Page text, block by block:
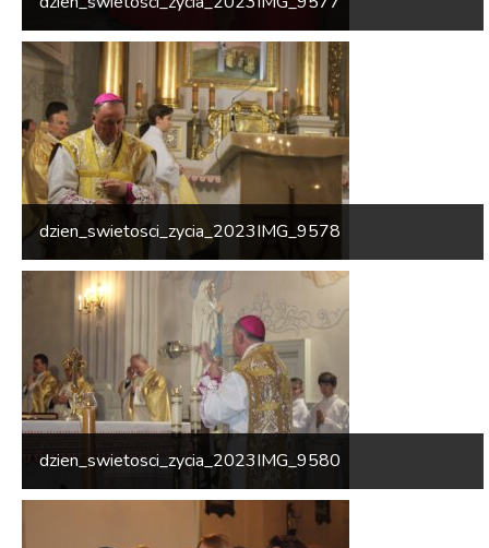
dzien_swietosci_zycia_2023IMG_9578
dzien_swietosci_zycia_2023IMG_9580